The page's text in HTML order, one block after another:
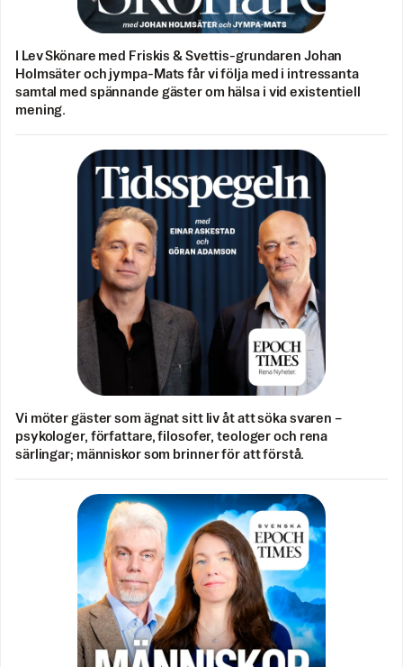
I Lev Skönare med Friskis & Svettis-grundaren Johan
Holmsäter och jympa-Mats får vi följa med i intressanta
samtal med spännande gäster om hälsa i vid existentiell
mening.
Vi möter gäster som ägnat sitt liv åt att söka svaren –
psykologer, författare, filosofer, teologer och rena
särlingar; människor som brinner för att förstå.